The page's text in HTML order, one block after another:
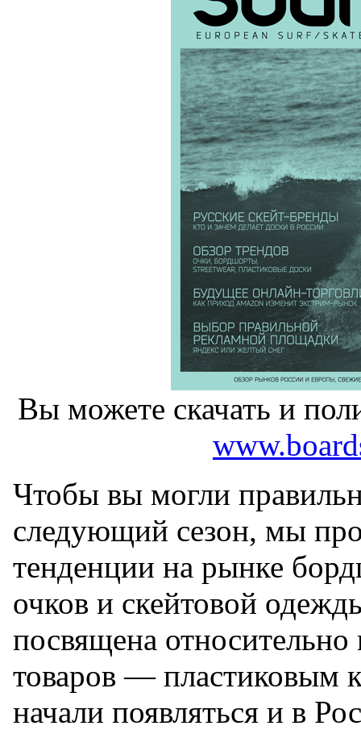
Вы можете скачать и
Чтобы вы могли
следующий сезон, мы
тенденции на рынке
очков и скейтовой
посвящена относительно
товаров — пластиковым
начали появляться и в